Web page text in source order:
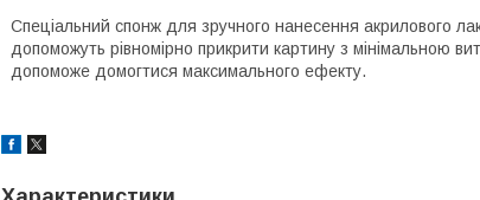
Спеціальний спонж для зручного нанесення акрилового
допоможуть рівномірно прикрити картину з мінімальною
допоможе домогтися максимального ефекту.